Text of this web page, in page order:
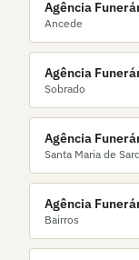
Agência
Ancede
Agência
Sobrado
Agência
Santa Maria de
Agência
Bairros